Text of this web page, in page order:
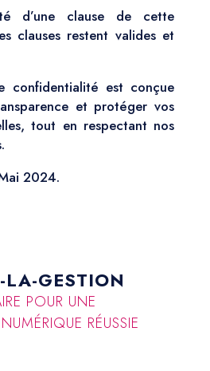
d’une clause de cette
clauses restent valides et
confidentialité est conçue
et protéger vos
tout en respectant nos
2024.
LA-GESTION
POUR UNE
RÉUSSIE